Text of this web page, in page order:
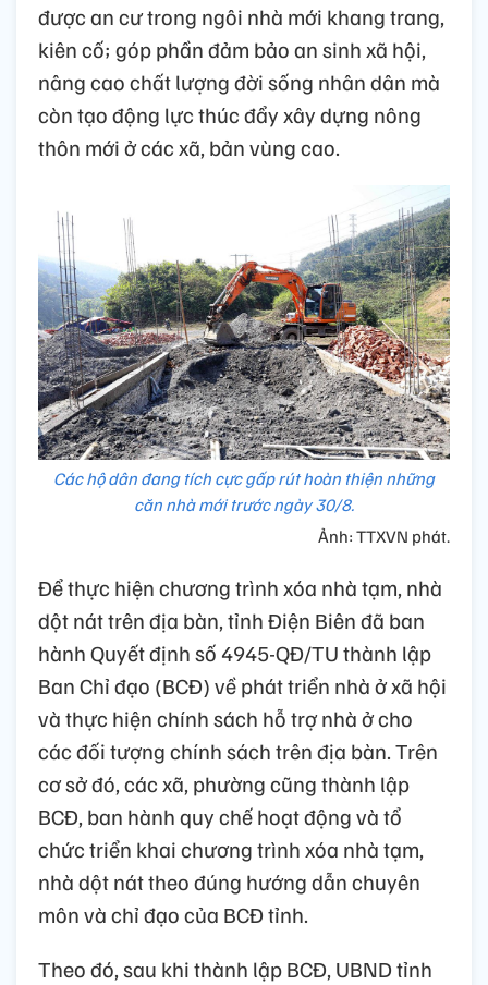
được an cư trong ngôi nhà mới khang trang,
kiên cố; góp phần đảm bảo an sinh xã hội,
nâng cao chất lượng đời sống nhân dân mà
còn tạo động lực thúc đẩy xây dựng nông
thôn mới ở các xã, bản vùng cao.
Các hộ dân đang tích cực gấp rút hoàn thiện những
căn nhà mới trước ngày 30/8.
Ảnh: TTXVN phát.
Để thực hiện chương trình xóa nhà tạm, nhà
dột nát trên địa bàn, tỉnh Điện Biên đã ban
hành Quyết định số 4945-QĐ/TU thành lập
Ban Chỉ đạo (BCĐ) về phát triển nhà ở xã hội
và thực hiện chính sách hỗ trợ nhà ở cho
các đối tượng chính sách trên địa bàn. Trên
cơ sở đó, các xã, phường cũng thành lập
BCĐ, ban hành quy chế hoạt động và tổ
chức triển khai chương trình xóa nhà tạm,
nhà dột nát theo đúng hướng dẫn chuyên
môn và chỉ đạo của BCĐ tỉnh.
Theo đó, sau khi thành lập BCĐ, UBND tỉnh